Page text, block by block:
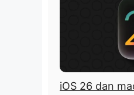
iOS 26 dan